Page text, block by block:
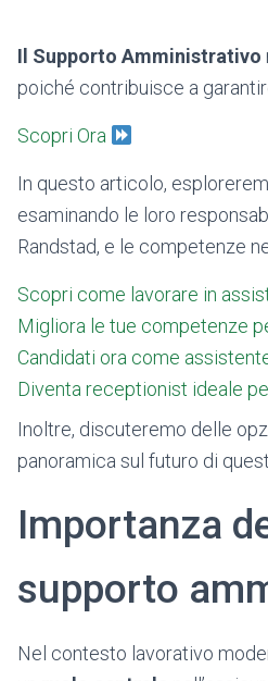
Il Supporto Amministrativo
poiché contribuisce a
Scopri Ora
In questo articolo,
esaminando le loro
Randstad, e le competenze
Scopri come lavorare in
Migliora le tue competenze
Candidati ora come
Diventa receptionist ideale
Inoltre, discuteremo delle
panoramica sul futuro di
Importanza
supporto
Nel contesto lavorativo